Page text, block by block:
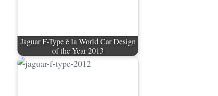
Jaguar F-Type è la World Car Design
of the Year 2013